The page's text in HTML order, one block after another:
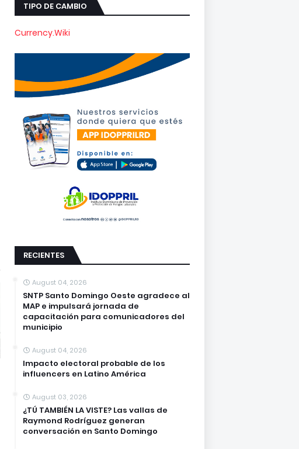
TIPO DE CAMBIO
Currency.Wiki
RECIENTES
August 04, 2026
SNTP Santo Domingo Oeste agradece al
MAP e impulsará jornada de
capacitación para comunicadores del
municipio
August 04, 2026
Impacto electoral probable de los
influencers en Latino América
August 03, 2026
¿TÚ TAMBIÉN LA VISTE? Las vallas de
Raymond Rodríguez generan
conversación en Santo Domingo